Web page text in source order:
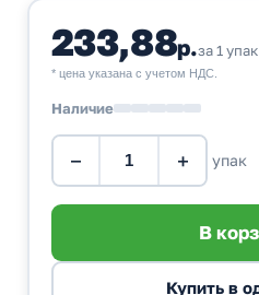
233,88р.за 1 упак
* цена указана с учетом НДС.
Наличие
− + упак